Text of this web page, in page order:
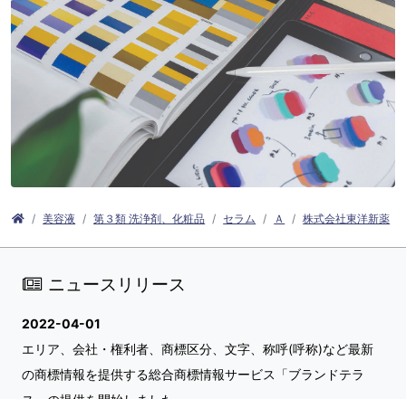
美容液 第３類 洗浄剤、化粧品 セラム Ａ 株式会社東洋新薬
ニュースリリース
2022-04-01
エリア、会社・権利者、商標区分、文字、称呼(呼称)など最新
の商標情報を提供する総合商標情報サービス「ブランドテラ